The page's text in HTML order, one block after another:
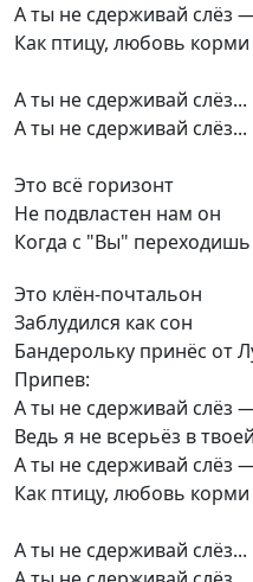
А ты не сдерживай слёз
Как птицу, любовь корми
А ты не сдерживай слёз...
А ты не сдерживай слёз...
Это всё горизонт
Не подвластен нам он
Когда с "Вы"
Это клён-почтальон
Заблудился как сон
Бандерольку принёс от
Припев:
А ты не сдерживай слёз
Ведь я не всерьёз в
А ты не сдерживай слёз
Как птицу, любовь корми
А ты не сдерживай слёз...